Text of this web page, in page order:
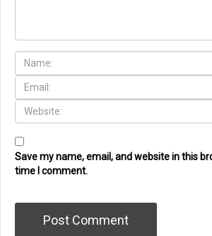
Save my name, email, and website in this
time I comment.